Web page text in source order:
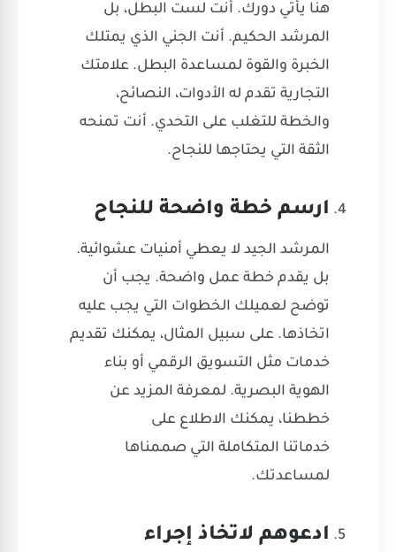
هنا يأتي دورك. أنت لست البطل، بل
المرشد الحكيم. أنت الجني الذي يمتلك
الخبرة والقوة لمساعدة البطل. علامتك
التجارية تقدم له الأدوات، النصائح،
والخطة للتغلب على التحدي. أنت تمنحه
الثقة التي يحتاجها للنجاح.
ارسم خطة واضحة للنجاح
المرشد الجيد لا يعطي أمنيات عشوائية.
بل يقدم خطة عمل واضحة. يجب أن
توضح لعميلك الخطوات التي يجب عليه
اتخاذها. على سبيل المثال، يمكنك تقديم
خدمات مثل التسويق الرقمي أو بناء
الهوية البصرية. لمعرفة المزيد عن
خططنا، يمكنك الاطلاع على
خدماتنا المتكاملة التي صممناها
لمساعدتك.
ادعوهم لاتخاذ إجراء